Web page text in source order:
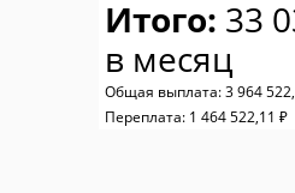
Итого: 33
в месяц
Общая выплата: 3 964
Переплата: 1 464 522,11 ₽